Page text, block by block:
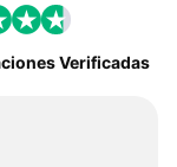
Verificadas